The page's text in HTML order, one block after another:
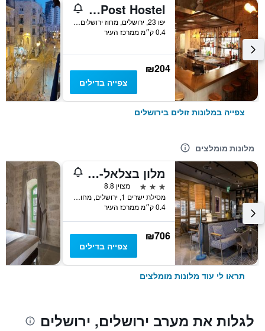
The Post Hostel ירושלים
יפו 23, ירושלים, מחוז ירושלים, ישראל
0.4 ק״מ ממרכז העיר
₪204
צפייה בדילים
צפייה במלונות זולים בירושלים
מלונות מומלצים
מלון בצלאל- מלון בוטיק מרשת אטלס
3 כוכבים
מצוין 8.8
מסילת ישרים 1, ירושלים, מחוז ירושלים, ישראל
0.4 ק״מ ממרכז העיר
₪706
צפייה בדילים
תראו לי עוד מלונות מומלצים
לגלות את מערב ירושלים, ירושלים